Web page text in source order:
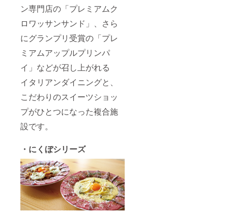
ン専門店の「プレミアムク
ロワッサンサンド」、さら
にグランプリ受賞の「プレ
ミアムアップルプリンパ
イ」などが召し上がれる
イタリアンダイニングと、
こだわりのスイーツショッ
プがひとつになった複合施
設です。
・にくぼシリーズ